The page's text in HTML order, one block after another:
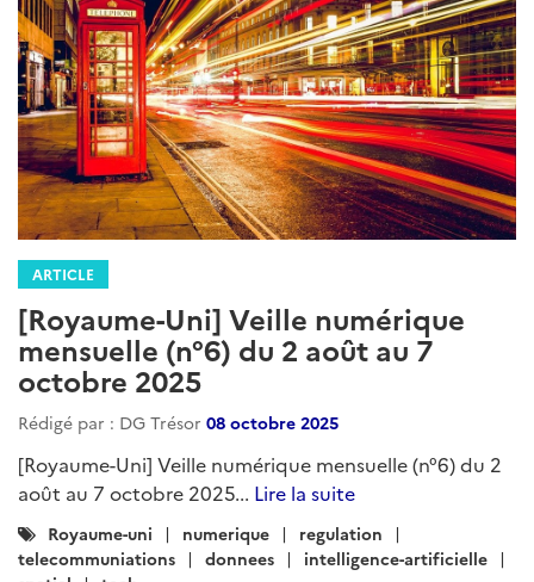
ARTICLE
[Royaume-Uni] Veille numérique
mensuelle (n°6) du 2 août au 7
octobre 2025
Rédigé par : DG Trésor 08 octobre 2025
[Royaume-Uni] Veille numérique mensuelle (n°6) du 2
août au 7 octobre 2025... Lire la suite
Catégories
:
Royaume-uni numerique
regulation
telecommuniations
donnees
intelligence-artificielle